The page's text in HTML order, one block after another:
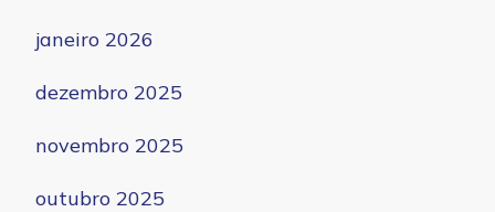
janeiro 2026
dezembro 2025
novembro 2025
outubro 2025